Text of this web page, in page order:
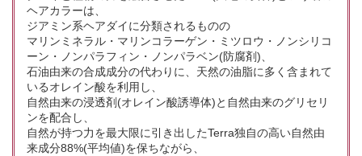
ヘアカラーは、
ジアミン系ヘアダイに分類されるものの
マリンミネラル・マリンコラーゲン・ミツロウ・ノンシリコ
ーン・ノンパラフィン・ノンパラベン(防腐剤)、
石油由来の合成成分の代わりに、天然の油脂に多く含まれて
いるオレイン酸を利用し、
自然由来の浸透剤(オレイン酸誘導体)と自然由来のグリセリ
ンを配合し、
自然が持つ力を最大限に引き出したTerra独自の高い自然由
来成分88%(平均値)を保ちながら、